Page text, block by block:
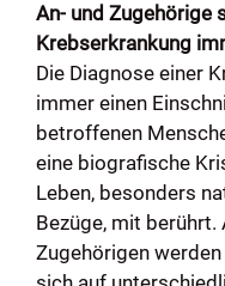
An- und Zugehörige
Krebserkrankung
Die Diagnose einer
immer einen
betroffenen
eine biografische
Leben, besonders
Bezüge, mit berührt.
Zugehörigen